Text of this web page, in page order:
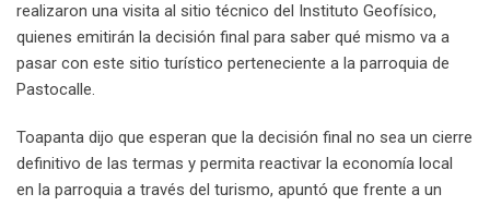
realizaron una visita al sitio técnico del Instituto Geofísico,
quienes emitirán la decisión final para saber qué mismo va a
pasar con este sitio turístico perteneciente a la parroquia de
Pastocalle.
Toapanta dijo que esperan que la decisión final no sea un cierre
definitivo de las termas y permita reactivar la economía local
en la parroquia a través del turismo, apuntó que frente a un